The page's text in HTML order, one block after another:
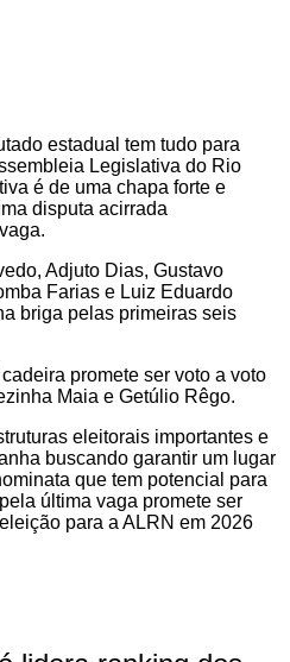
estadual tem tudo para
Legislativa do Rio
é de uma chapa forte e
disputa acirrada
Adjuto Dias, Gustavo
Farias e Luiz Eduardo
briga pelas primeiras seis
promete ser voto a voto
Maia e Getúlio Rêgo.
eleitorais importantes e
buscando garantir um lugar
que tem potencial para
última vaga promete ser
para a ALRN em 2026